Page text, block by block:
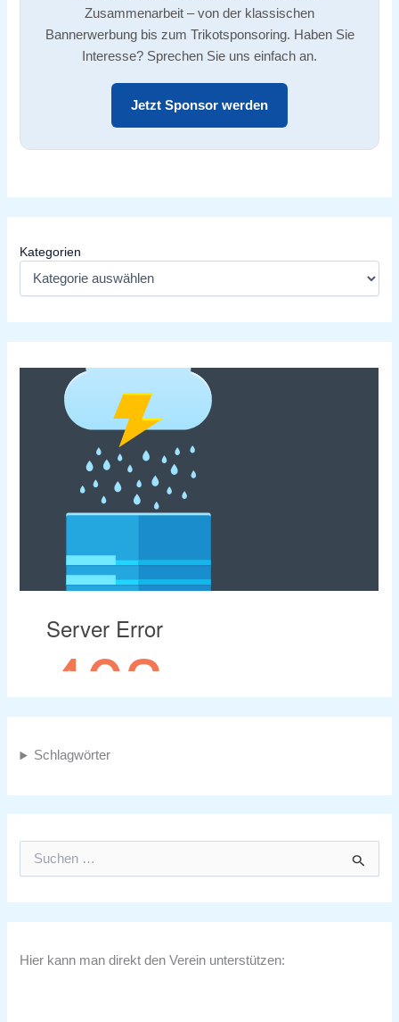
Zusammenarbeit – von der klassischen
Bannerwerbung bis zum Trikotsponsoring. Haben Sie
Interesse? Sprechen Sie uns einfach an.
Jetzt Sponsor werden
Kategorien
Schlagwörter
h
e
n
Hier kann man direkt den Verein unterstützen: